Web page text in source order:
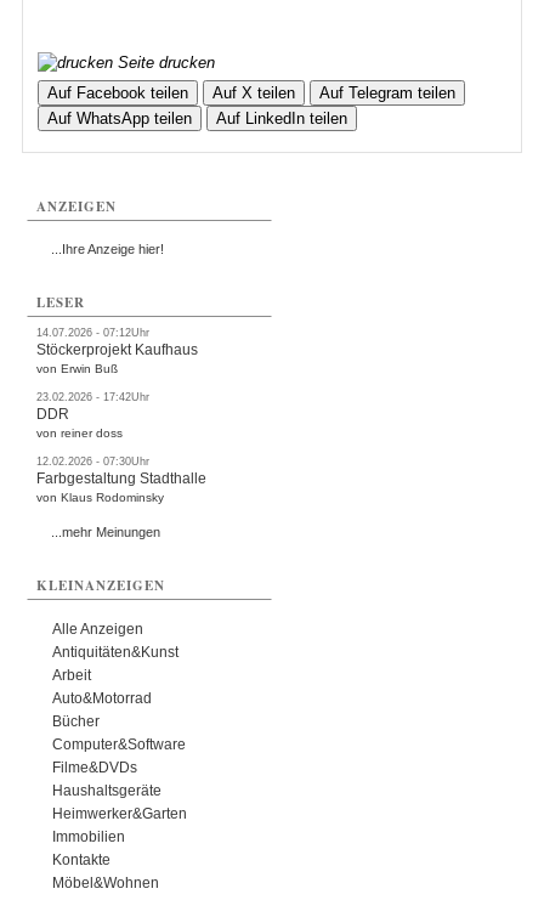
Seite drucken
Auf Facebook teilen
Auf X teilen
Auf Telegram teilen
Auf WhatsApp teilen
Auf LinkedIn teilen
ANZEIGEN
...Ihre Anzeige hier!
LESER
14.07.2026 - 07:12Uhr
Stöckerprojekt Kaufhaus
von Erwin Buß
23.02.2026 - 17:42Uhr
DDR
von reiner doss
12.02.2026 - 07:30Uhr
Farbgestaltung Stadthalle
von Klaus Rodominsky
...mehr Meinungen
KLEINANZEIGEN
Alle Anzeigen
Antiquitäten&Kunst
Arbeit
Auto&Motorrad
Bücher
Computer&Software
Filme&DVDs
Haushaltsgeräte
Heimwerker&Garten
Immobilien
Kontakte
Möbel&Wohnen